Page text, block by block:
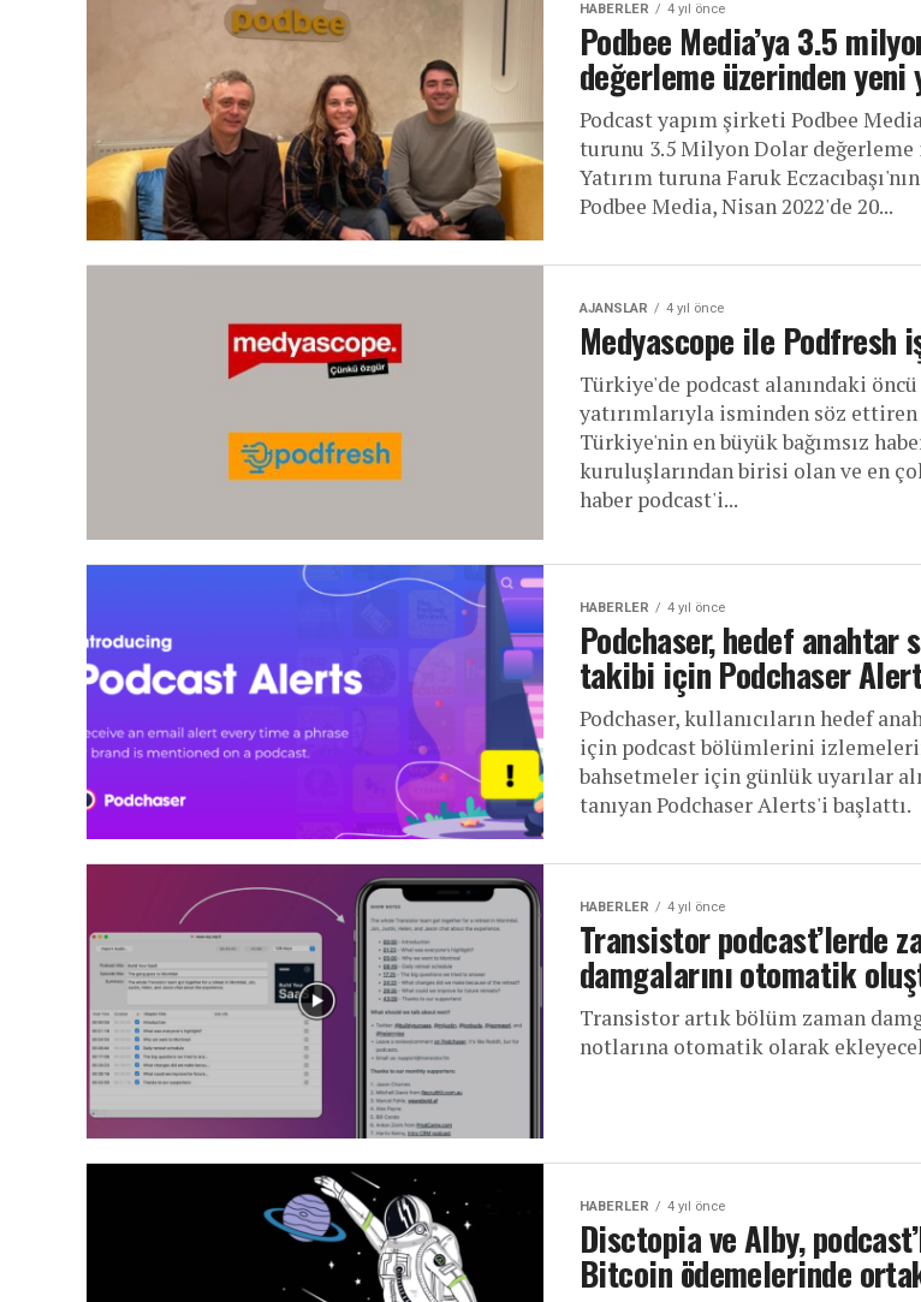
HABERLER 4 yıl önce
Podbee Media’ya 3.5
değerleme üzerinden yeni
Podcast yapım şirketi Podbee
turunu 3.5 Milyon Dolar değerleme
Yatırım turuna Faruk
Podbee Media, Nisan 2022'de 20...
AJANSLAR 4 yıl önce
Medyascope ile Podfresh
Türkiye'de podcast alanındaki
yatırımlarıyla isminden söz
Türkiye'nin en büyük bağımsız
kuruluşlarından birisi olan ve en
haber podcast'i...
HABERLER 4 yıl önce
Podchaser, hedef anahtar
takibi için Podchaser
Podchaser, kullanıcıların hedef
için podcast bölümlerini
bahsetmeler için günlük uyarılar
tanıyan Podchaser Alerts'i başlattı.
HABERLER 4 yıl önce
Transistor podcast’lerde
damgalarını otomatik
Transistor artık bölüm zaman
notlarına otomatik olarak
HABERLER 4 yıl önce
Disctopia ve Alby,
Bitcoin ödemelerinde